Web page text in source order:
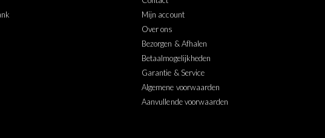
Mijn account
Over ons
Bezorgen & Afhalen
Betaalmogelijkheden
Garantie & Service
Algemene voorwaarden
Aanvullende voorwaarden